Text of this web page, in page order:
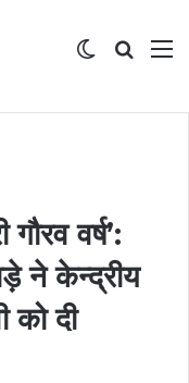
Switch skin
वर्ष’:
ने केन्द्रीय
को दी